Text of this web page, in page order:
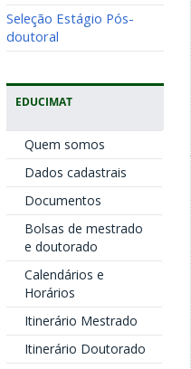
Seleção Estágio Pós-
doutoral
EDUCIMAT
Quem somos
Dados cadastrais
Documentos
Bolsas de mestrado
e doutorado
Calendários e
Horários
Itinerário Mestrado
Itinerário Doutorado